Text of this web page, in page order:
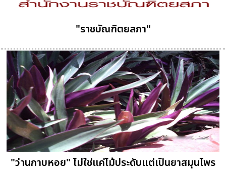
"ราชบัณฑิตยสภา"
"ว่านกาบหอย" ไม่ใช่แค่ไม้ประดับแต่เป็นยาสมุนไพร